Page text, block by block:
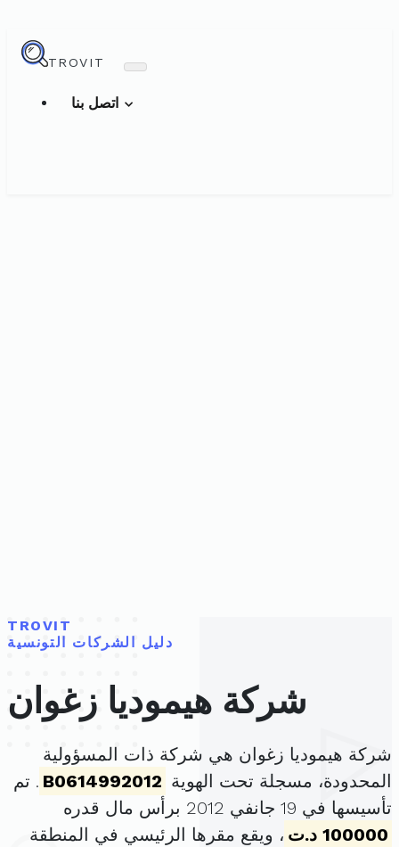
TROVIT
TROVIT
دليل الشركات التونسية
شركة هيموديا زغوان
شركة هيموديا زغوان هي شركة ذات المسؤولية
المحدودة، مسجلة تحت الهوية B0614992012 . تم
تأسيسها في 19 جانفي 2012 برأس مال قدره
100000 د.ت
، ويقع مقرها الرئيسي في المنطقة